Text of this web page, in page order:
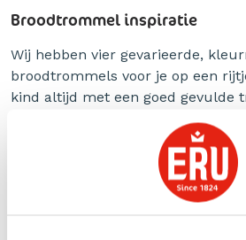
Broodtrommel inspiratie
Wij hebben vier gevarieerde,
broodtrommels voor je op een
kind altijd met een goed gevulde
Houdt jouw kind van veel